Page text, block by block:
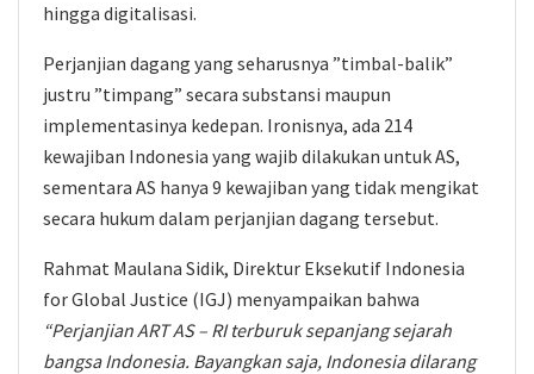
hingga digitalisasi.
Perjanjian dagang yang seharusnya ”timbal-balik”
justru ”timpang” secara substansi maupun
implementasinya kedepan. Ironisnya, ada 214
kewajiban Indonesia yang wajib dilakukan untuk AS,
sementara AS hanya 9 kewajiban yang tidak mengikat
secara hukum dalam perjanjian dagang tersebut.
Rahmat Maulana Sidik, Direktur Eksekutif Indonesia
for Global Justice (IGJ) menyampaikan bahwa
“Perjanjian ART AS – RI terburuk sepanjang sejarah
bangsa Indonesia. Bayangkan saja, Indonesia dilarang